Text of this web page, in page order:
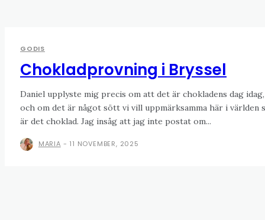
GODIS
Chokladprovning i Bryssel
Daniel upplyste mig precis om att det är chokladens dag idag,
och om det är något sött vi vill uppmärksamma här i världen
är det choklad. Jag insåg att jag inte postat om...
MARIA - 11 NOVEMBER, 2025